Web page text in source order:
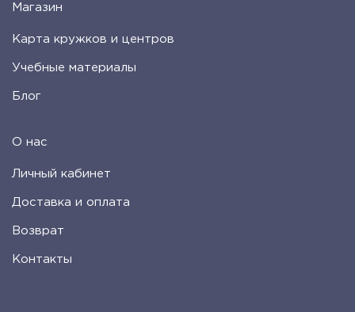
Магазин
Карта кружков и центров
Учебные материалы
Блог
О нас
Личный кабинет
Доставка и оплата
Возврат
Контакты